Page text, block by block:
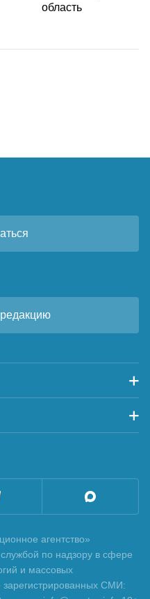
агентство»
по надзору в сфере
и массовых
зарегистрированных СМИ: